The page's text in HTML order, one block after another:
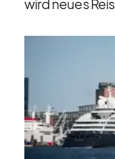
wird neues